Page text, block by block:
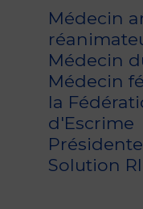
Médecin
Médecin
Médecin
la
d'Escrime
Solution